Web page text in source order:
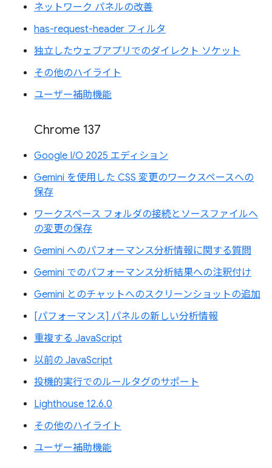
ネットワーク パネルの改善
has-request-header フィルタ
独立したウェブアプリでのダイレクト ソケット
その他のハイライト
ユーザー補助機能
Chrome 137
Google I/O 2025 エディション
Gemini を使用した CSS 変更のワークスペースへの
保存
ワークスペース フォルダの接続とソースファイルへ
の変更の保存
Gemini へのパフォーマンス分析情報に関する質問
Gemini でのパフォーマンス分析結果への注釈付け
Gemini とのチャットへのスクリーンショットの追加
[パフォーマンス] パネルの新しい分析情報
重複する JavaScript
以前の JavaScript
投機的実行でのルールタグのサポート
Lighthouse 12.6.0
その他のハイライト
ユーザー補助機能